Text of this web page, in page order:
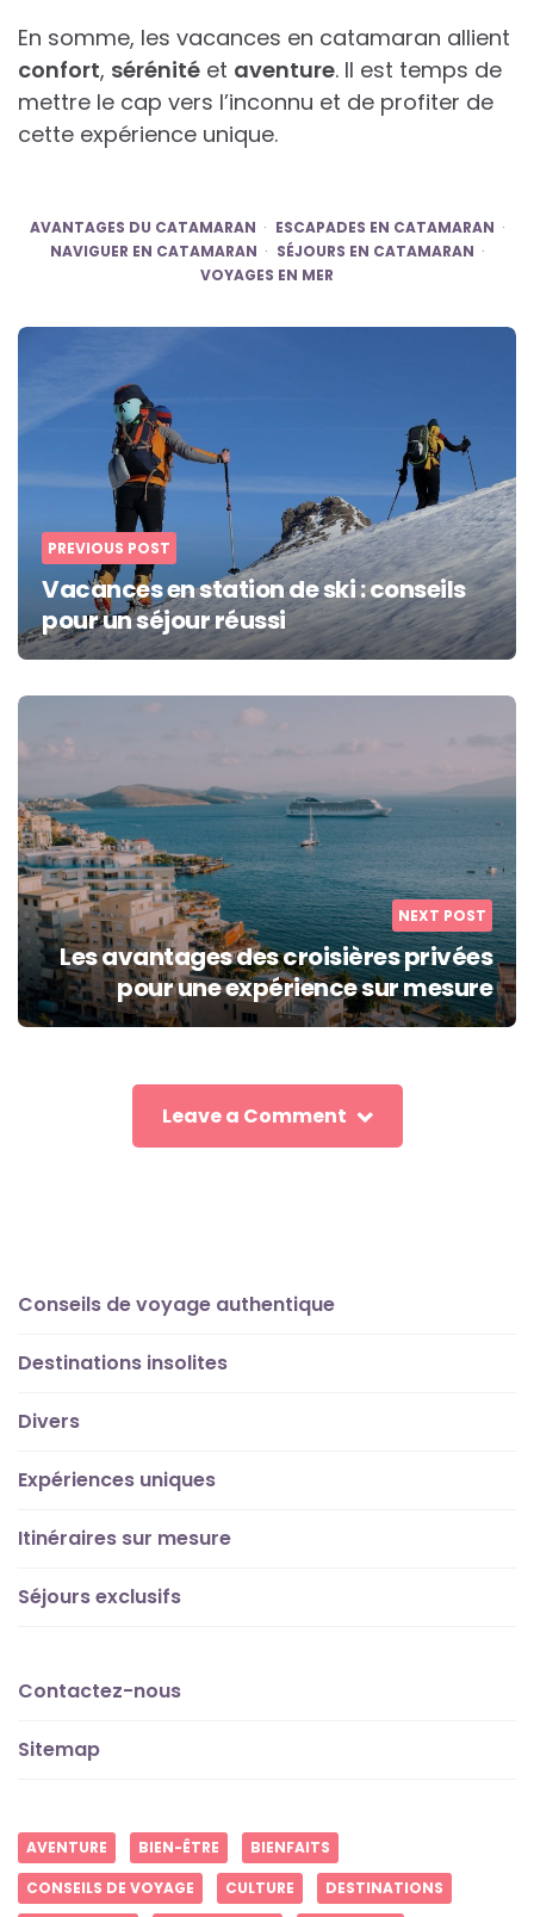
En somme, les vacances en catamaran allient
confort, sérénité et aventure. Il est temps de
mettre le cap vers l’inconnu et de profiter de
cette expérience unique.
AVANTAGES DU CATAMARAN
ESCAPADES EN CATAMARAN
NAVIGUER EN CATAMARAN
SÉJOURS EN CATAMARAN
VOYAGES EN MER
Post
navigation
PREVIOUS POST
Vacances en station de ski : conseils
pour un séjour réussi
NEXT POST
Les avantages des croisières privées
pour une expérience sur mesure
Leave a Comment
Conseils de voyage authentique
Destinations insolites
Divers
Expériences uniques
Itinéraires sur mesure
Séjours exclusifs
Contactez-nous
Sitemap
AVENTURE BIEN-ÊTRE
BIENFAITS
CONSEILS DE VOYAGE
CULTURE DESTINATIONS